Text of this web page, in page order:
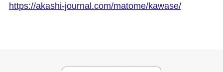
https://akashi-journal.com/matome/kawase/